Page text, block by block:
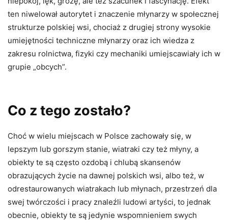
ten niwelował autorytet i znaczenie młynarzy w społecznej
strukturze polskiej wsi, chociaż z drugiej strony wysokie
umiejętności techniczne młynarzy oraz ich wiedza z
zakresu rolnictwa, fizyki czy mechaniki umiejscawiały ich w
grupie „obcych”.
Co z tego zostało?
Choć w wielu miejscach w Polsce zachowały się, w
lepszym lub gorszym stanie, wiatraki czy też młyny, a
obiekty te są często ozdobą i chlubą skansenów
obrazujących życie na dawnej polskich wsi, albo też, w
odrestaurowanych wiatrakach lub młynach, przestrzeń dla
swej twórczości i pracy znaleźli ludowi artyści, to jednak
obecnie, obiekty te są jedynie wspomnieniem swych